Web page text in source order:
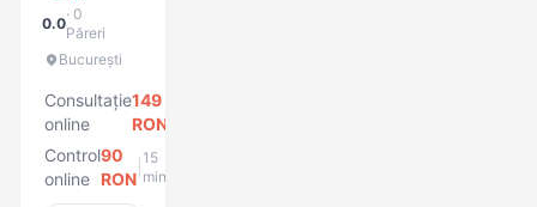
0.0
· 0
Păreri
București
Consultație
online
149
RON
Control
online
90
RON
15
min